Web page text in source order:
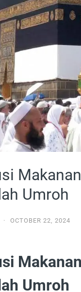
Umroh
· OCTOBER 22, 2024
Umroh